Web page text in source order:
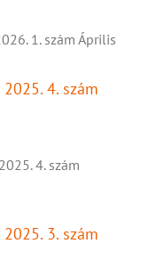
1. szám Április
4. szám
4. szám
3. szám